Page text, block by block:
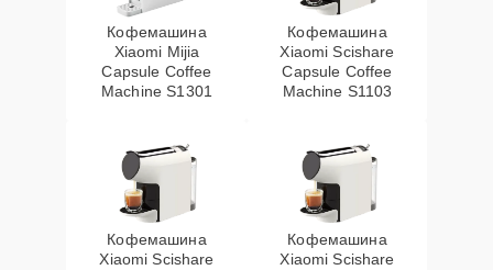
Кофемашина
Xiaomi Mijia
Capsule Coffee
Machine S1301
Кофемашина
Xiaomi Scishare
Capsule Coffee
Machine S1103
Кофемашина
Xiaomi Scishare
Кофемашина
Xiaomi Scishare